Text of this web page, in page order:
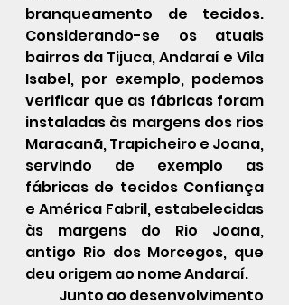
branqueamento de tecidos.
Considerando-se os atuais
bairros da Tijuca, Andaraí e Vila
Isabel, por exemplo, podemos
verificar que as fábricas foram
instaladas às margens dos rios
Maracanã, Trapicheiro e Joana,
servindo de exemplo as
fábricas de tecidos Confiança
e América Fabril, estabelecidas
às margens do Rio Joana,
antigo Rio dos Morcegos, que
deu origem ao nome Andaraí.